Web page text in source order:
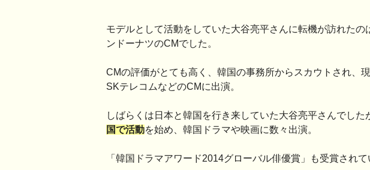
モデルとして活動をしていた大谷亮平さんに転機が訪れたの
ンドーナツのCMでした。
CMの評価がとても高く、韓国の事務所からスカウトされ、
SKテレコムなどのCMに出演。
しばらくは日本と韓国を行き来していた大谷亮平さんでした
国で活動を始め、韓国ドラマや映画に数々出演。
「韓国ドラマアワード2014グローバル俳優賞」も受賞されて